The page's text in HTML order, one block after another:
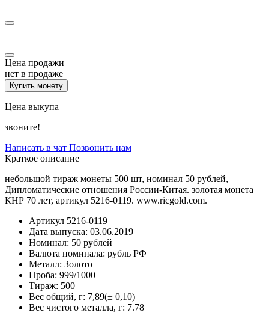
Цена продажи
нет в продаже
Купить монету
Цена выкупа
звоните!
Написать в чат Позвонить нам
Краткое описание
небольшой тираж монеты 500 шт, номинал 50 рублей,
Дипломатические отношения России-Китая. золотая монета
КНР 70 лет, артикул 5216-0119. www.ricgold.com.
Артикул 5216-0119
Дата выпуска: 03.06.2019
Номинал: 50 рублей
Валюта номинала: рубль РФ
Металл: Золото
Проба: 999/1000
Тираж: 500
Вес общий, г: 7,89(± 0,10)
Вес чистого металла, г: 7.78